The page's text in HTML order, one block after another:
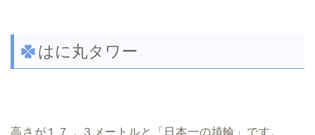
はに丸タワー
高さが１７．３メートルと「日本一の埴輪」です。